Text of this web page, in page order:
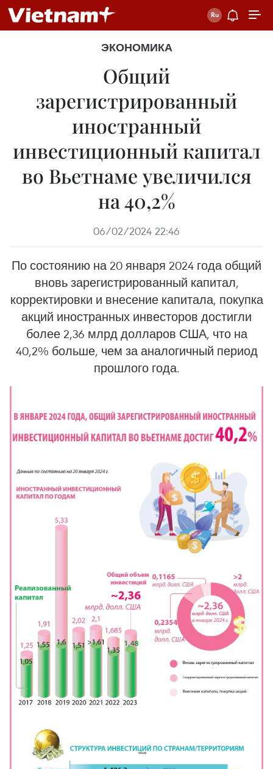
ЭКОНОМИКА
Общий
зарегистрированный
иностранный
инвестиционный капитал
во Вьетнаме увеличился
на 40,2%
06/02/2024 22:46
По состоянию на 20 января 2024 года общий
вновь зарегистрированный капитал,
корректировки и внесение капитала, покупка
акций иностранных инвесторов достигли
более 2,36 млрд долларов США, что на
40,2% больше, чем за аналогичный период
прошлого года.